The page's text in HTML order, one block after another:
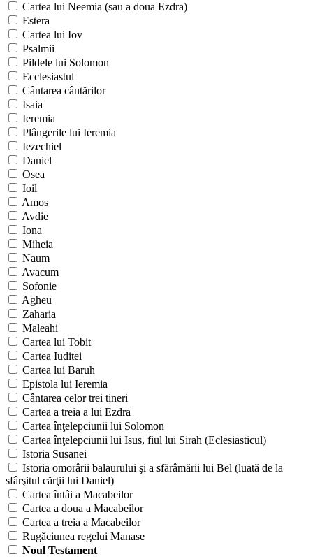
Cartea lui Neemia (sau a doua Ezdra)
Estera
Cartea lui Iov
Psalmii
Pildele lui Solomon
Ecclesiastul
Cântarea cântărilor
Isaia
Ieremia
Plângerile lui Ieremia
Iezechiel
Daniel
Osea
Ioil
Amos
Avdie
Iona
Miheia
Naum
Avacum
Sofonie
Agheu
Zaharia
Maleahi
Cartea lui Tobit
Cartea Iuditei
Cartea lui Baruh
Epistola lui Ieremia
Cântarea celor trei tineri
Cartea a treia a lui Ezdra
Cartea înţelepciunii lui Solomon
Cartea înţelepciunii lui Isus, fiul lui Sirah (Eclesiasticul)
Istoria Susanei
Istoria omorârii balaurului şi a sfărâmării lui Bel (luată de la
sfârşitul cărţii lui Daniel)
Cartea întâi a Macabeilor
Cartea a doua a Macabeilor
Cartea a treia a Macabeilor
Rugăciunea regelui Manase
Noul Testament